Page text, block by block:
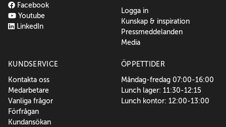
Facebook
Youtube
LinkedIn
Logga in
Kunskap & inspiration
Pressmeddelanden
Media
KUNDSERVICE
Kontakta oss
Medarbetare
Vanliga frågor
Förfrågan
Kundansökan
ÖPPETTIDER
Måndag-fredag 07:00-16:00
Lunch lager: 11:30-12:15
Lunch kontor: 12:00-13:00